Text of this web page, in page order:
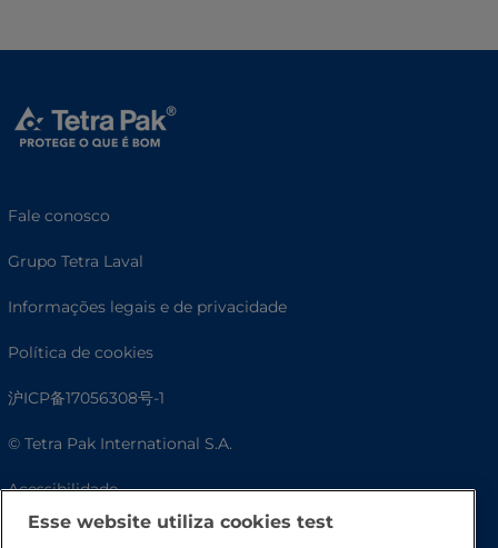
Fale conosco
Grupo Tetra Laval
Informações legais e de privacidade
Política de cookies
沪ICP备17056308号-1
© Tetra Pak International S.A.
Acessibilidade
Esse website utiliza cookies test